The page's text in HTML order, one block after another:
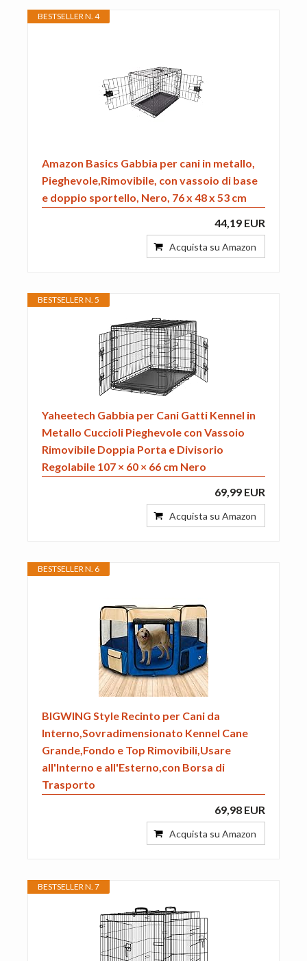
BESTSELLER N. 4
Amazon Basics Gabbia per cani in metallo,
Pieghevole,Rimovibile, con vassoio di base
e doppio sportello, Nero, 76 x 48 x 53 cm
44,19 EUR
Acquista su Amazon
BESTSELLER N. 5
Yaheetech Gabbia per Cani Gatti Kennel in
Metallo Cuccioli Pieghevole con Vassoio
Rimovibile Doppia Porta e Divisorio
Regolabile 107 × 60 × 66 cm Nero
69,99 EUR
Acquista su Amazon
BESTSELLER N. 6
BIGWING Style Recinto per Cani da
Interno,Sovradimensionato Kennel Cane
Grande,Fondo e Top Rimovibili,Usare
all'Interno e all'Esterno,con Borsa di
Trasporto
69,98 EUR
Acquista su Amazon
BESTSELLER N. 7